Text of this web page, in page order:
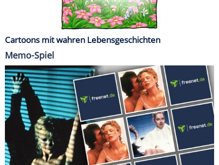
Cartoons mit wahren Lebensgeschichten
Memo-Spiel